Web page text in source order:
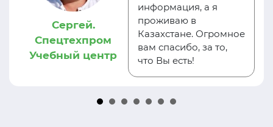
Сергей.
Спецтехпром
Учебный центр
информация, а я
проживаю в
Казахстане. Огромное
вам спасибо, за то,
что Вы есть!